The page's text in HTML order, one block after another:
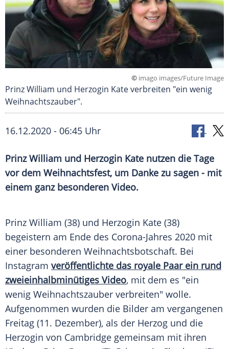
© imago images/Future Image
Prinz William und Herzogin Kate verbreiten "ein wenig
Weihnachtszauber".
16.12.2020 - 06:45 Uhr
Prinz William und Herzogin Kate nutzen die Tage
vor dem Weihnachtsfest, um Danke zu sagen - mit
einem ganz besonderen Video.
Prinz William (38) und Herzogin Kate (38)
begeistern am Ende des Corona-Jahres 2020 mit
einer besonderen Weihnachtsbotschaft. Bei
Instagram veröffentlichte das royale Paar ein rund
zweieinhalbminütiges Video, mit dem es "ein
wenig Weihnachtszauber verbreiten" wolle.
Aufgenommen wurden die Bilder am vergangenen
Freitag (11. Dezember), als der Herzog und die
Herzogin von Cambridge gemeinsam mit ihren